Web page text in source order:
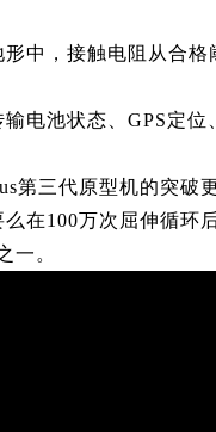
中，接触电阻从合
电池状态、GPS定
第三代原型机的突
在100万次屈伸循环
一 。